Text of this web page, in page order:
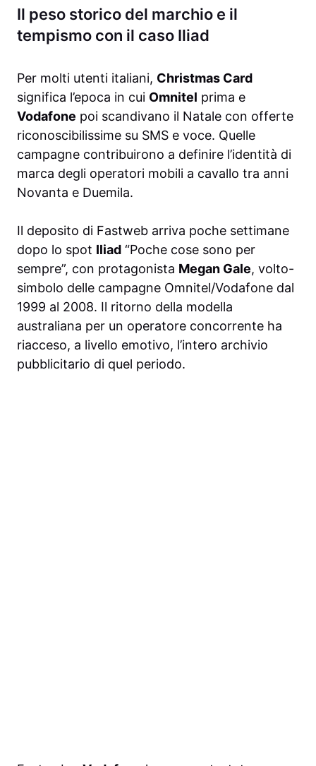
Il peso storico del marchio e il
tempismo con il caso Iliad
Per molti utenti italiani, Christmas Card
significa l’epoca in cui Omnitel prima e
Vodafone poi scandivano il Natale con offerte
riconoscibilissime su SMS e voce. Quelle
campagne contribuirono a definire l’identità di
marca degli operatori mobili a cavallo tra anni
Novanta e Duemila.
Il deposito di Fastweb arriva poche settimane
dopo lo spot Iliad “Poche cose sono per
sempre”, con protagonista Megan Gale, volto-
simbolo delle campagne Omnitel/Vodafone dal
1999 al 2008. Il ritorno della modella
australiana per un operatore concorrente ha
riacceso, a livello emotivo, l’intero archivio
pubblicitario di quel periodo.